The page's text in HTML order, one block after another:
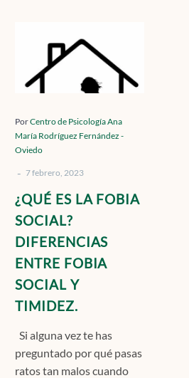
Localízanos
Solicita cita
ES
FOBIA
DIFERENCIAS
ENTRE
SOCIAL
TIMIDEZ.
PorCentro de Psicología Ana
María Rodríguez Fernández -
Oviedo
- 7 febrero, 2023
¿QUÉ ES LA FOBIA
SOCIAL?
DIFERENCIAS
ENTRE FOBIA
SOCIAL Y
TIMIDEZ.
Si alguna vez te has
preguntado por qué pasas
ratos tan malos cuando